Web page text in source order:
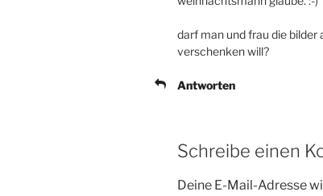
darf man und frau die
verschenken will?
Antworten
Schreibe einen
Deine E-Mail-Adresse